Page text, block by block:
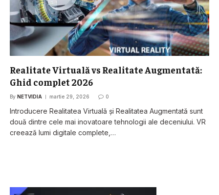
Realitate Virtuală vs Realitate Augmentată:
Ghid complet 2026
By NETVIDIA martie 29, 2026 0
Introducere Realitatea Virtuală și Realitatea Augmentată sunt
două dintre cele mai inovatoare tehnologii ale deceniului. VR
creează lumi digitale complete,…